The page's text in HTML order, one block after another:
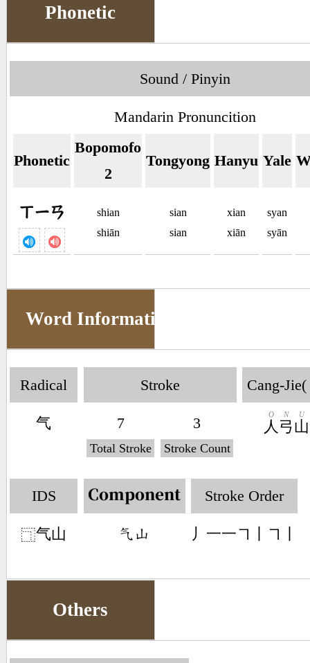
Phonetic
Sound / Pinyin
Mandarin Pronuncition
Phonetic
Bopomofo
2
Tongyong Hanyu Yale
ㄒㄧㄢ
shian
shiān
sian
sian
xian
xiān
syan
syān
Word Information
Radical
气
Stroke
7
Total Stroke
3
Stroke Count
Cang-Jie(
人
O
弓
N
山
U
IDS
⿹气山
Component
󶃞󶁸
Stroke Order
丿一一㇕丨㇕丨
Others